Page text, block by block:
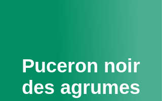
Puceron noir
des agrumes